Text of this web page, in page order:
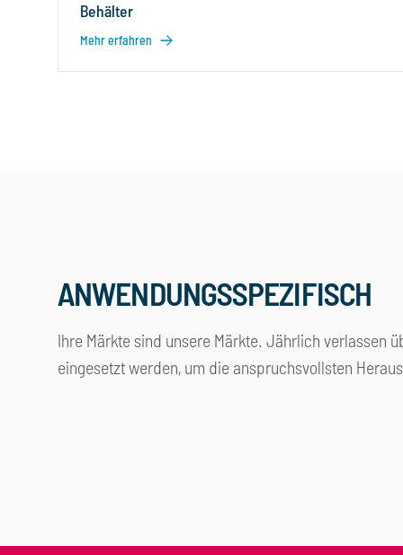
Behälter
Mehr erfahren
ANWENDUNGSSPEZIFISCH
Ihre Märkte sind unsere Märkte. Jährlich verlassen
eingesetzt werden, um die anspruchsvollsten